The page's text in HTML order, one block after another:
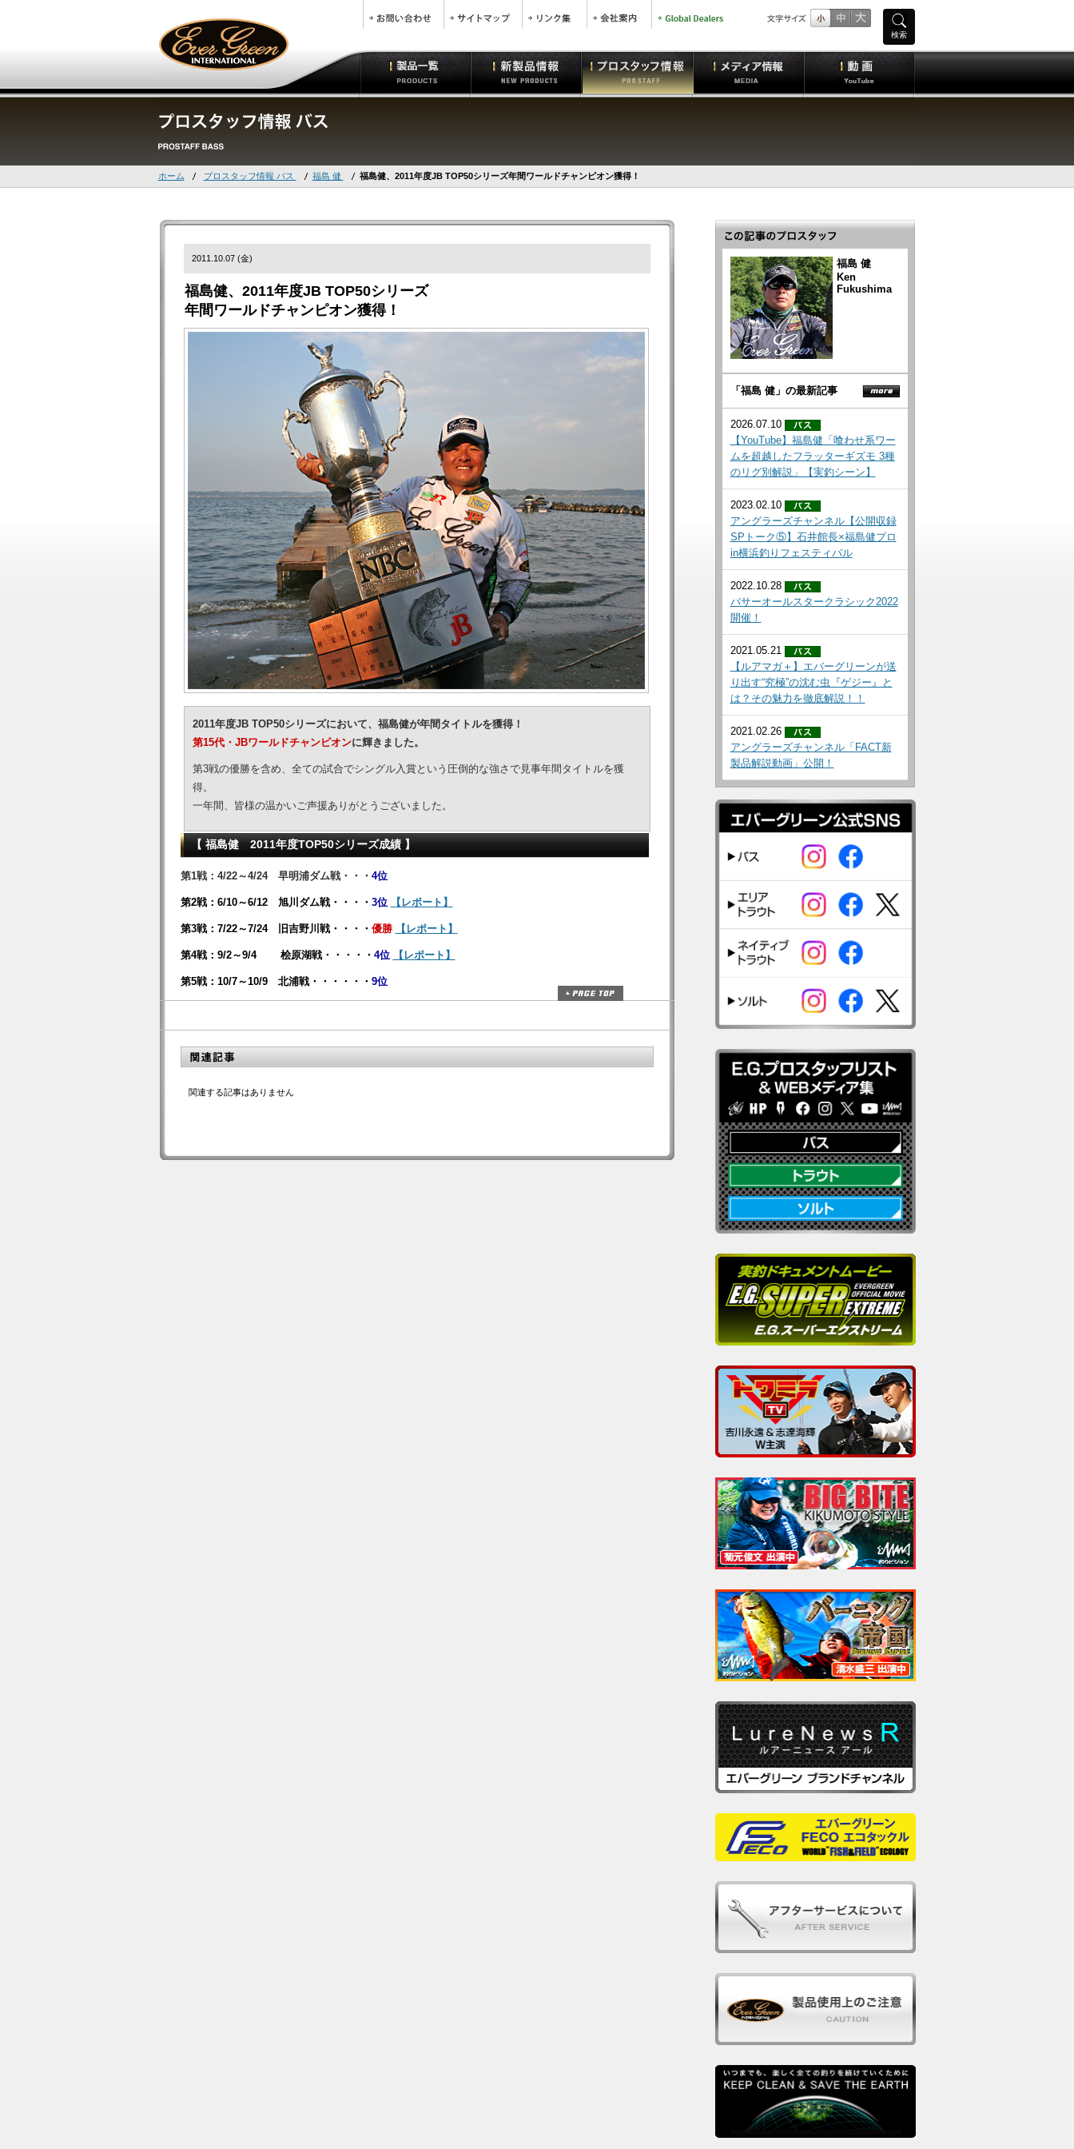
検索
ホーム プロスタッフ情報 バス 福島 健 福島健、2011年度JB TOP50シリーズ年間ワールドチャンピオン獲得！
2011.10.07 (金)
福島健、2011年度JB TOP50シリーズ
年間ワールドチャンピオン獲得！
2011年度JB TOP50シリーズにおいて、福島健が年間タイトルを獲得！
第15代・JBワールドチャンピオンに輝きました。
第3戦の優勝を含め、全ての試合でシングル入賞という圧倒的な強さで見事年間タイトルを獲
得。
一年間、皆様の温かいご声援ありがとうございました。
【 福島健 2011年度TOP50シリーズ成績 】
第1戦：4/22～4/24 早明浦ダム戦・・・ 4位
第2戦：6/10～6/12 旭川ダム戦・・・・ 3位 【レポート】
第3戦：7/22～7/24 旧吉野川戦・・・・ 優勝 【レポート】
第4戦：9/2～9/4 桧原湖戦・・・・・ 4位 【レポート】
第5戦：10/7～10/9 北浦戦・・・・・・ 9位
関連する記事はありません
福島 健
Ken
Fukushima
「福島 健」の最新記事
2026.07.10
【YouTube】福島健「喰わせ系ワー
ムを超越したフラッターギズモ 3種
のリグ別解説」【実釣シーン】
2023.02.10
アングラーズチャンネル【公開収録
SPトーク⑤】石井館長×福島健プロ
in横浜釣りフェスティバル
2022.10.28
バサーオールスタークラシック2022
開催！
2021.05.21
【ルアマガ＋】エバーグリーンが送
り出す“究極”の沈む虫『ゲジー』と
は？その魅力を徹底解説！！
2021.02.26
アングラーズチャンネル「FACT新
製品解説動画」公開！